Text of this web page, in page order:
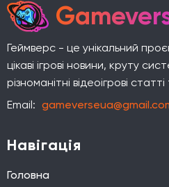
Геймверс - це унікальний
цікаві ігрові новини, круту
різноманітні відеоігрові
Email:
Навігація
Головна